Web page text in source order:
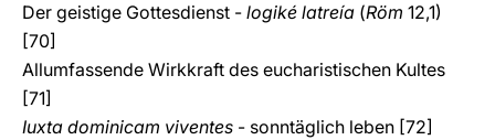
Der geistige Gottesdienst - logiké latreía (Röm 12,1)
[70]
Allumfassende Wirkkraft des eucharistischen Kultes
[71]
Iuxta dominicam viventes - sonntäglich leben [72]